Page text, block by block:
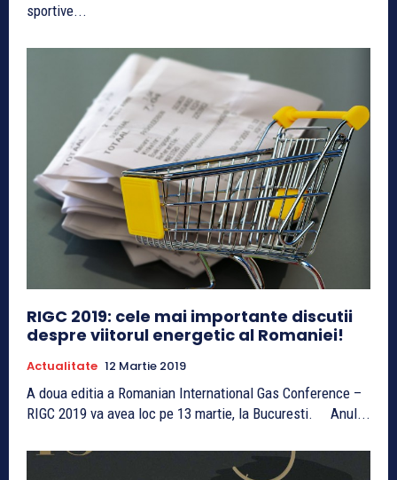
sportive...
RIGC 2019: cele mai importante discutii
despre viitorul energetic al Romaniei!
Actualitate 12 Martie 2019
A doua editia a Romanian International Gas Conference –
RIGC 2019 va avea loc pe 13 martie, la Bucuresti. Anul...